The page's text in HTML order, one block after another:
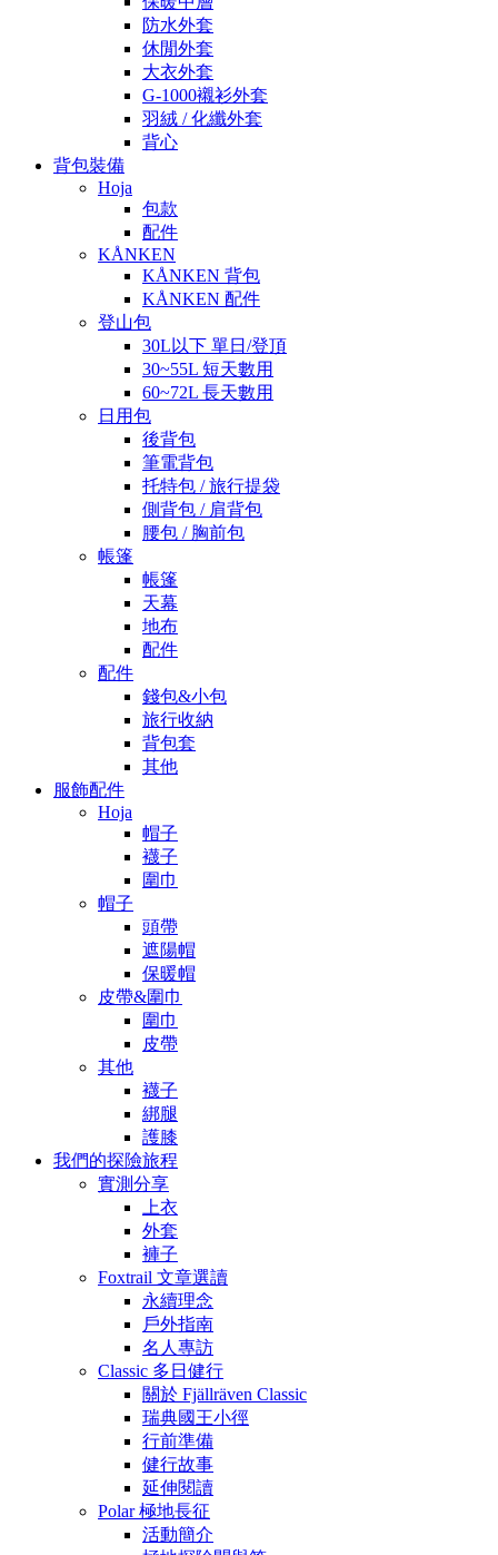
防水外套
休閒外套
大衣外套
G-1000襯衫外套
羽絨 / 化纖外套
背心
背包裝備
Hoja
包款
配件
KÅNKEN
KÅNKEN 背包
KÅNKEN 配件
登山包
30L以下 單日/登頂
30~55L 短天數用
60~72L 長天數用
日用包
後背包
筆電背包
托特包 / 旅行提袋
側背包 / 肩背包
腰包 / 胸前包
帳篷
帳篷
天幕
地布
配件
配件
錢包&小包
旅行收納
背包套
其他
服飾配件
Hoja
帽子
襪子
圍巾
帽子
頭帶
遮陽帽
保暖帽
皮帶&圍巾
圍巾
皮帶
其他
襪子
綁腿
護膝
我們的探險旅程
實測分享
上衣
外套
褲子
Foxtrail 文章選讀
永續理念
戶外指南
名人專訪
Classic 多日健行
關於 Fjällräven Classic
瑞典國王小徑
行前準備
健行故事
延伸閱讀
Polar 極地長征
活動簡介